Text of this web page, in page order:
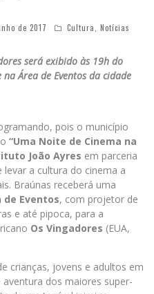
de 2017 Cultura Notícias
será exibido às 19h do
Área de Eventos da cidade
pois o município
“Uma Noite de Cinema na
João Ayres em parceria
a cultura do cinema a
Braúnas receberá uma
de Eventos, com projetor de
e até pipoca, para a
Os Vingadores (EUA,
crianças, jovens e adultos em
dos maiores super-